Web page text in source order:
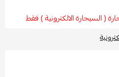
الالكترونية ) فقط